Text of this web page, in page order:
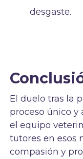
desgaste.
El duelo tras la
proceso único y
el equipo
tutores en esos
compasión y